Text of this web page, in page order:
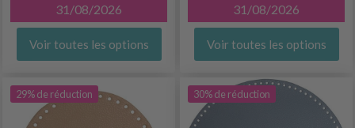
31/08/2026
Voir toutes les options
31/08/2026
Voir toutes les options
29% de réduction 30% de réduction